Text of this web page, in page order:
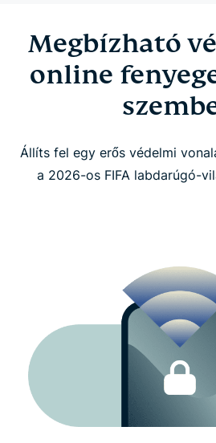
Még többet kapsz az eSIM-
személyazonosság-
Mit mondanak rólunk a világ
Gyakori kérdések
Megbízható
online
Állíts fel egy erős védelmi
a 2026-os FIFA labdarúgó-